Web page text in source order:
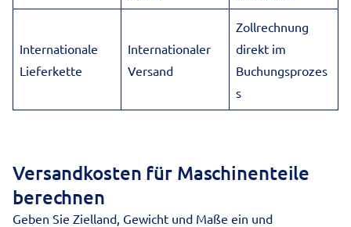
Internationale
Lieferkette
Internationaler
Versand
Zollrechnung
direkt im
Buchungsprozes
s
Versandkosten für Maschinenteile
berechnen
Geben Sie Zielland, Gewicht und Maße ein und